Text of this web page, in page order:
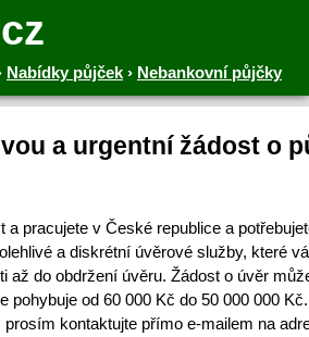
Nabídky půjček › Nebankovní půjčky
a urgentní žádost o
a pracujete v České republice a
a diskrétní úvěrové služby, které
až do obdržení úvěru. Žádost o úvěr
pohybuje od 60 000 Kč do 50 000 000 Kč.
kontaktujte přímo e-mailem na